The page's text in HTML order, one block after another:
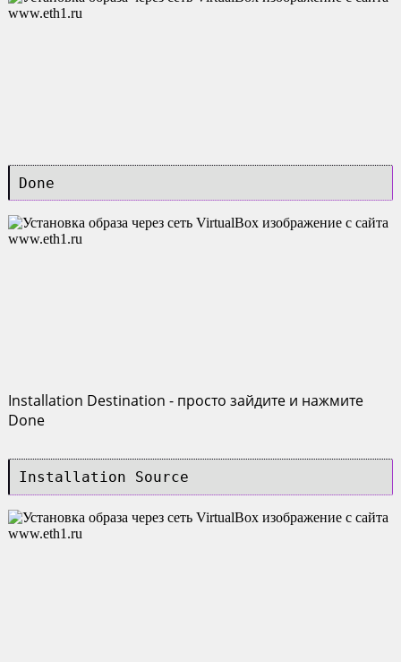
Done
Installation Destination - просто зайдите и нажмите
Done
Installation Source